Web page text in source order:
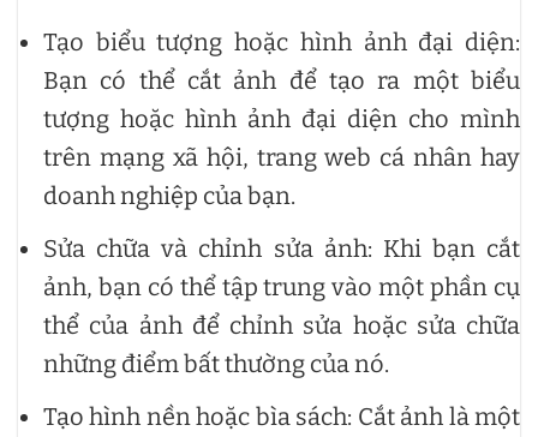
Tạo biểu tượng hoặc hình ảnh đại diện:
Bạn có thể cắt ảnh để tạo ra một biểu
tượng hoặc hình ảnh đại diện cho mình
trên mạng xã hội, trang web cá nhân hay
doanh nghiệp của bạn.
Sửa chữa và chỉnh sửa ảnh: Khi bạn cắt
ảnh, bạn có thể tập trung vào một phần cụ
thể của ảnh để chỉnh sửa hoặc sửa chữa
những điểm bất thường của nó.
Tạo hình nền hoặc bìa sách: Cắt ảnh là một